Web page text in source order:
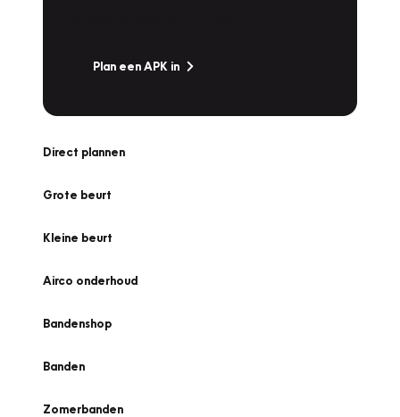
Plan een APK in
Direct plannen
Grote beurt
Kleine beurt
Airco onderhoud
Bandenshop
Banden
Zomerbanden